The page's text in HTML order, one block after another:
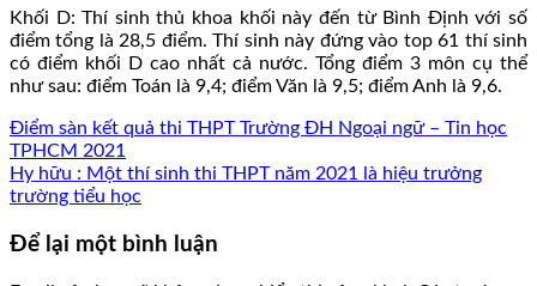
Khối D: Thí sinh thủ khoa khối này đến từ Bình Định với số
điểm tổng là 28,5 điểm. Thí sinh này đứng vào top 61 thí sinh
có điểm khối D cao nhất cả nước. Tổng điểm 3 môn cụ thể
như sau: điểm Toán là 9,4; điểm Văn là 9,5; điểm Anh là 9,6.
Điểm sàn kết quả thi THPT Trường ĐH Ngoại ngữ – Tin học
TPHCM 2021
Hy hữu : Một thí sinh thi THPT năm 2021 là hiệu trưởng
trường tiểu học
Để lại một bình luận